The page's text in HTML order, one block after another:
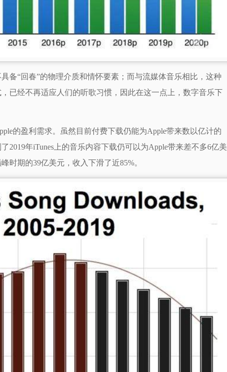
备“回春”的物理介质和情怀要素；而与流媒体音乐相比，这种
已经不再适应人们的听歌习惯，因此在这一点上，数字音乐下
的盈利需求。虽然目前付费下载仍能为Apple带来数以亿计的
2019年iTunes上的音乐内容下载仍可以为Apple带来差不多6亿美
时期的39亿美元，收入下滑了近85%。